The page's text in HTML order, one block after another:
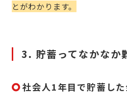
とがわかります。
3. 貯蓄ってなかなか
社会人1年目で貯蓄し